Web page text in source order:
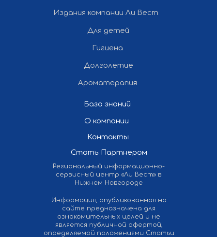
База знаний
О компании
Контакты
Стать Партнером
Региональный информационно-
сервисный центр «Ли Вест» в
Нижнем Новгороде
Информация, опубликованная на
сайте предназначена для
ознакомительных целей и не
является публичной офертой,
определяемой положениями Статьи
Издания компании Ли Вест
Для детей
Гигиена
Долголетие
Ароматерапия